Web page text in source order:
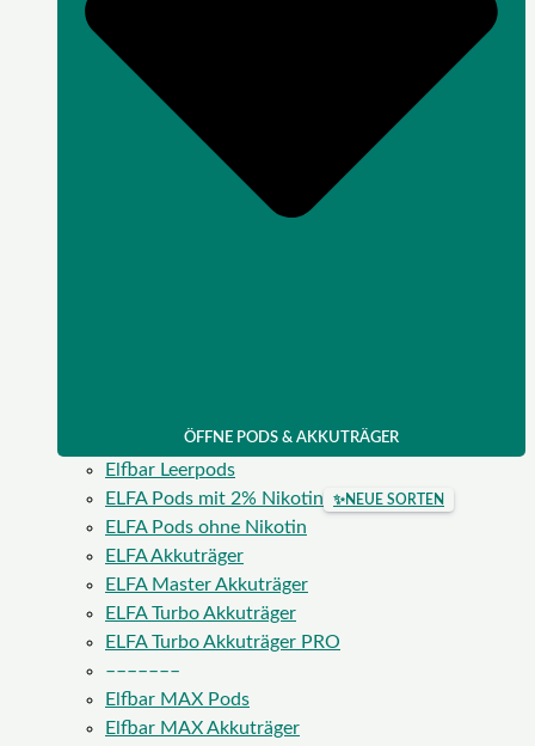
ÖFFNE PODS & AKKUTRÄGER
Elfbar Leerpods
ELFA Pods mit 2% Nikotin
✨NEUE SORTEN
ELFA Pods ohne Nikotin
ELFA Akkuträger
ELFA Master Akkuträger
ELFA Turbo Akkuträger
ELFA Turbo Akkuträger PRO
–––––––
Elfbar MAX Pods
Elfbar MAX Akkuträger